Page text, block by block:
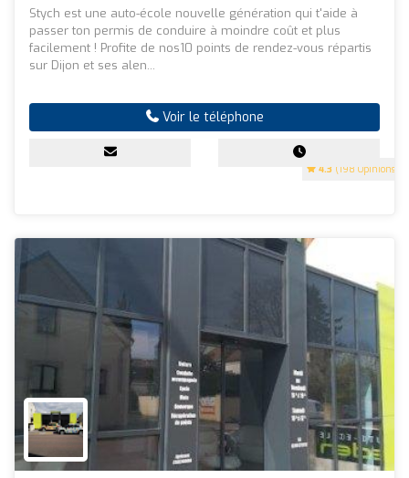
4.3 (198 Opinions)
Stych est une auto-école nouvelle génération qui t'aide à
passer ton permis de conduire à moindre coût et plus
facilement ! Profite de nos10 points de rendez-vous répartis
sur Dijon et ses alen...
Voir le téléphone